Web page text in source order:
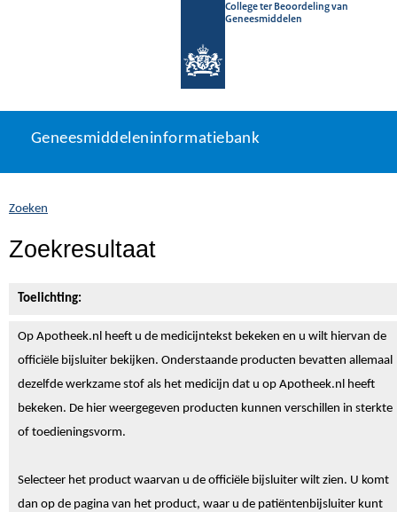
College ter Beoordeling van
Geneesmiddelen
naar
Geneesmiddeleninformatiebank
U
zich
hier:
Geneesmiddeleninformatiebank
Zoeken
Zoekresultaat
Toelichting:
Op Apotheek.nl heeft u de medicijntekst bekeken en u wilt hiervan de
officiële bijsluiter bekijken. Onderstaande producten bevatten allemaal
dezelfde werkzame stof als het medicijn dat u op Apotheek.nl heeft
bekeken. De hier weergegeven producten kunnen verschillen in sterkte
of toedieningsvorm.
Selecteer het product waarvan u de officiële bijsluiter wilt zien. U komt
dan op de pagina van het product, waar u de patiëntenbijsluiter kunt